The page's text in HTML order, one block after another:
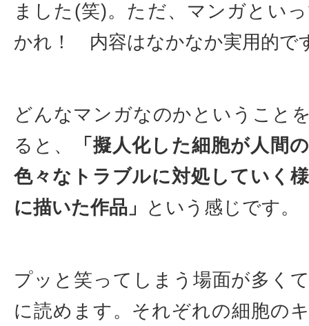
ました(笑)。ただ、マンガとい
かれ！ 内容はなかなか実用的で
どんなマンガなのかということ
ると、
「擬人化した細胞が人間
色々なトラブルに対処していく
に描いた作品」
という感じです。
プッと笑ってしまう場面が多く
に読めます。それぞれの細胞の